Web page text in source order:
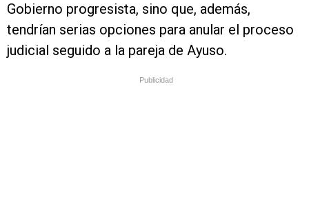
Gobierno progresista, sino que, además,
tendrían serias opciones para anular el proceso
judicial seguido a la pareja de Ayuso.
Publicidad